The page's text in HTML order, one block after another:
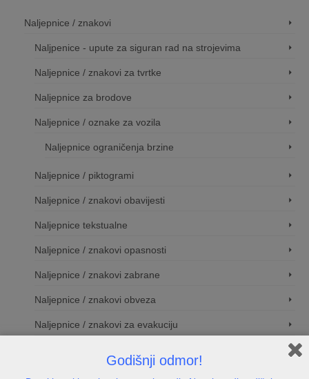
Naljepnice / znakovi
Naljpenice - upute za siguran rad na strojevima
Naljepnice / znakovi za tvrtke
Naljepnice za brodove
Naljepnice / oznake za vozila
Naljepnice ograničenja brzine
Naljepnice / piktogrami
Naljepnice / znakovi obavijesti
Naljepnice tekstualne
Naljepnice / znakovi opasnosti
Naljepnice / znakovi zabrane
Naljepnice / znakovi obveza
Naljepnice / znakovi za evakuciju
Godišnji odmor!